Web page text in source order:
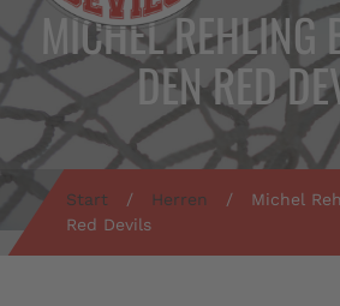
MICHEL REHLING
DEN RED
Start / Herren /
Michel
Red Devils